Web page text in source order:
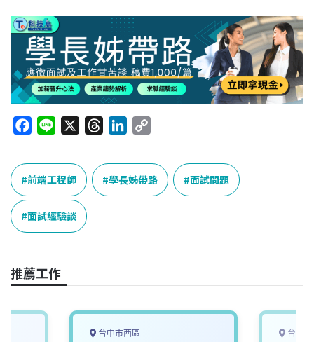
c
e
b
o
o
n
e
r
e
a
n
k
e
p
y
L
前端工程師 學長姊帶路 面試問題
面試經驗談
推薦工作
台中市西區 台北